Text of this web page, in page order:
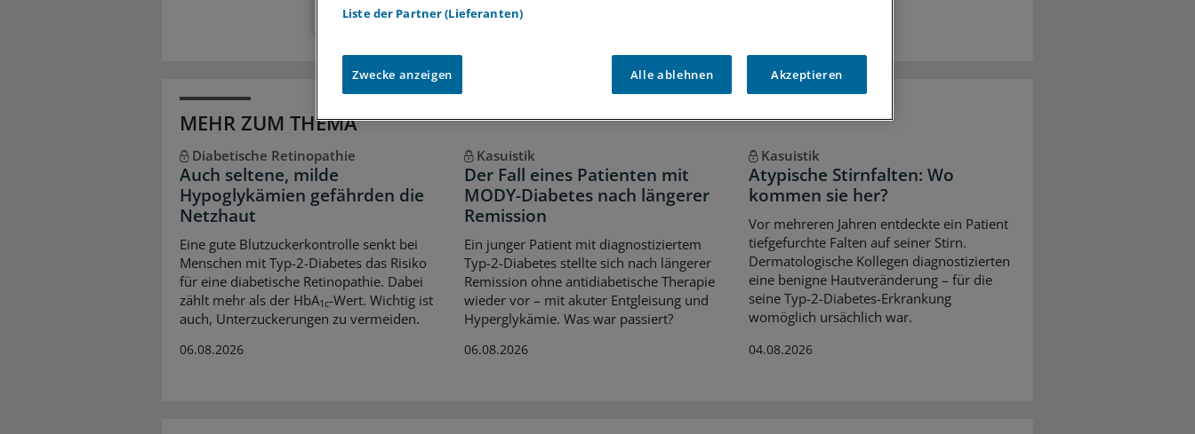
MEHR ZUM THEMA
Diabetische Retinopathie
Auch seltene, milde
Hypoglykämien gefährden die
Netzhaut
Eine gute Blutzuckerkontrolle senkt bei
Menschen mit Typ-2-Diabetes das Risiko
für eine diabetische Retinopathie. Dabei
zählt mehr als der HbA1c-Wert. Wichtig ist
auch, Unterzuckerungen zu vermeiden.
06.08.2026
Kasuistik
Der Fall eines Patienten mit
MODY-Diabetes nach längerer
Remission
Ein junger Patient mit diagnostiziertem
Typ-2-Diabetes stellte sich nach längerer
Remission ohne antidiabetische Therapie
wieder vor – mit akuter Entgleisung und
Hyperglykämie. Was war passiert?
06.08.2026
Kasuistik
Atypische Stirnfalten: Wo
kommen sie her?
Vor mehreren Jahren entdeckte ein Patient
tiefgefurchte Falten auf seiner Stirn.
Dermatologische Kollegen diagnostizierten
eine benigne Hautveränderung – für die
seine Typ-2-Diabetes-Erkrankung
womöglich ursächlich war.
04.08.2026
Liste der Partner (Lieferanten)
Zwecke anzeigen Alle ablehnen Akzeptieren